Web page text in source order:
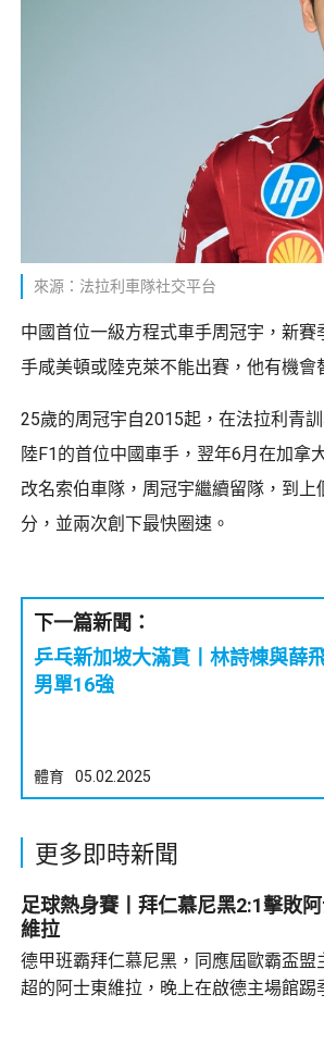
來源：法拉利車隊社交平台
中國首位一級方程式車手周冠宇，新
手咸美頓或陸克萊不能出賽，他有機會
25歲的周冠宇自2015起，在法拉利青
陸F1的首位中國車手，翌年6月在加拿
改名索伯車隊，周冠宇繼續留隊，到
分，並兩次創下最快圈速。
下一篇新聞：
乒乓新加坡大滿貫丨林詩棟與薛
男單16強
體育 05.02.2025
更多即時新聞
足球熱身賽丨拜仁慕尼黑2:1擊敗
維拉
德甲班霸拜仁慕尼黑，同應屆歐霸盃盟
超的阿士東維拉，晚上在啟德主場館踢